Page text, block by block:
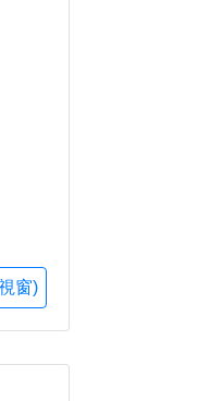
窗)